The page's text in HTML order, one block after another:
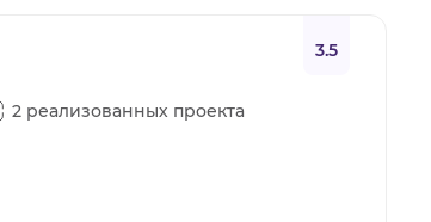
3.5
2 реализованных проекта